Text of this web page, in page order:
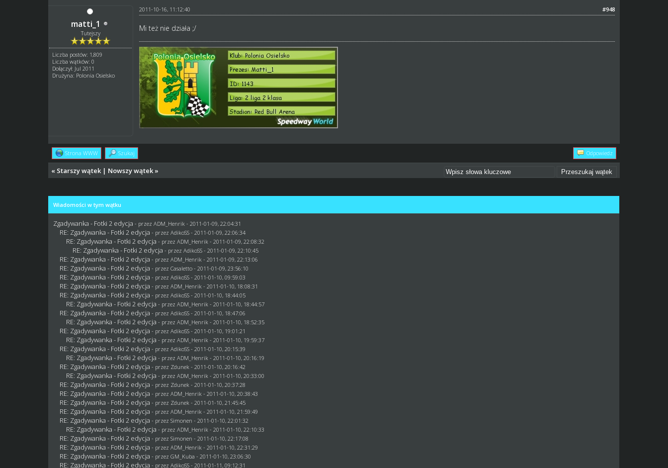
matti_1
Tutejszy
Liczba postów: 1,809
Liczba wątków: 0
Dołączył: Jul 2011
Drużyna: Polonia Osielsko
#948
2011-10-16, 11:12:40
Mi też nie działa ;/
Strona WWW Szukaj Odpowiedz
« Starszy wątek | Nowszy wątek »
Wiadomości w tym wątku
Zgadywanka - Fotki 2 edycja - przezADM_Henrik - 2011-01-09, 22:04:31
RE: Zgadywanka - Fotki 2 edycja - przez AdikoSS - 2011-01-09, 22:06:34
RE: Zgadywanka - Fotki 2 edycja - przezADM_Henrik - 2011-01-09, 22:08:32
RE: Zgadywanka - Fotki 2 edycja - przez AdikoSS - 2011-01-09, 22:10:45
RE: Zgadywanka - Fotki 2 edycja - przezADM_Henrik - 2011-01-09, 22:13:06
RE: Zgadywanka - Fotki 2 edycja - przezCasaletto - 2011-01-09, 23:56:10
RE: Zgadywanka - Fotki 2 edycja - przez AdikoSS - 2011-01-10, 09:59:03
RE: Zgadywanka - Fotki 2 edycja - przezADM_Henrik - 2011-01-10, 18:08:31
RE: Zgadywanka - Fotki 2 edycja - przez AdikoSS - 2011-01-10, 18:44:05
RE: Zgadywanka - Fotki 2 edycja - przezADM_Henrik - 2011-01-10, 18:44:57
RE: Zgadywanka - Fotki 2 edycja - przez AdikoSS - 2011-01-10, 18:47:06
RE: Zgadywanka - Fotki 2 edycja - przezADM_Henrik - 2011-01-10, 18:52:35
RE: Zgadywanka - Fotki 2 edycja - przez AdikoSS - 2011-01-10, 19:01:21
RE: Zgadywanka - Fotki 2 edycja - przezADM_Henrik - 2011-01-10, 19:59:37
RE: Zgadywanka - Fotki 2 edycja - przez AdikoSS - 2011-01-10, 20:15:39
RE: Zgadywanka - Fotki 2 edycja - przezADM_Henrik - 2011-01-10, 20:16:19
RE: Zgadywanka - Fotki 2 edycja - przez Zdunek - 2011-01-10, 20:16:42
RE: Zgadywanka - Fotki 2 edycja - przezADM_Henrik - 2011-01-10, 20:33:00
RE: Zgadywanka - Fotki 2 edycja - przez Zdunek - 2011-01-10, 20:37:28
RE: Zgadywanka - Fotki 2 edycja - przezADM_Henrik - 2011-01-10, 20:38:43
RE: Zgadywanka - Fotki 2 edycja - przez Zdunek - 2011-01-10, 21:45:45
RE: Zgadywanka - Fotki 2 edycja - przezADM_Henrik - 2011-01-10, 21:59:49
RE: Zgadywanka - Fotki 2 edycja - przezSimonen - 2011-01-10, 22:01:32
RE: Zgadywanka - Fotki 2 edycja - przezADM_Henrik - 2011-01-10, 22:10:33
RE: Zgadywanka - Fotki 2 edycja - przezSimonen - 2011-01-10, 22:17:08
RE: Zgadywanka - Fotki 2 edycja - przezADM_Henrik - 2011-01-10, 22:31:29
RE: Zgadywanka - Fotki 2 edycja - przezGM_Kuba - 2011-01-10, 23:06:30
RE: Zgadywanka - Fotki 2 edycja - przez AdikoSS - 2011-01-11, 09:12:31